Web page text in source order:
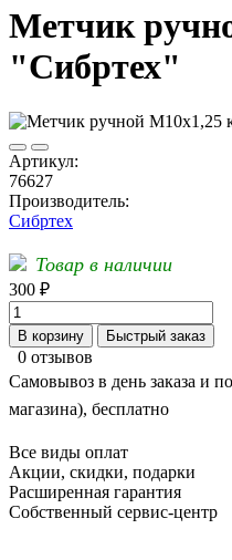
Метчик
"Сибртех"
Артикул:
76627
Производитель:
Сибртех
Товар в наличии
300 ₽
В корзину Быстрый заказ
0 отзывов
Самовывоз в день заказа и
магазина), бесплатно
Все виды оплат
Акции, скидки, подарки
Расширенная гарантия
Собственный сервис-центр